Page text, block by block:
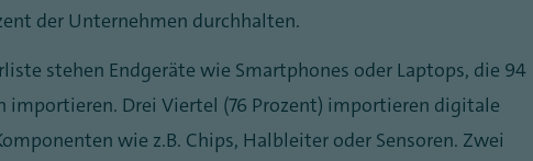
der Unternehmen durchhalten.
stehen Endgeräte wie Smartphones oder Laptops, die 94
importieren. Drei Viertel (76 Prozent) importieren digitale
wie z.B. Chips, Halbleiter oder Sensoren. Zwei